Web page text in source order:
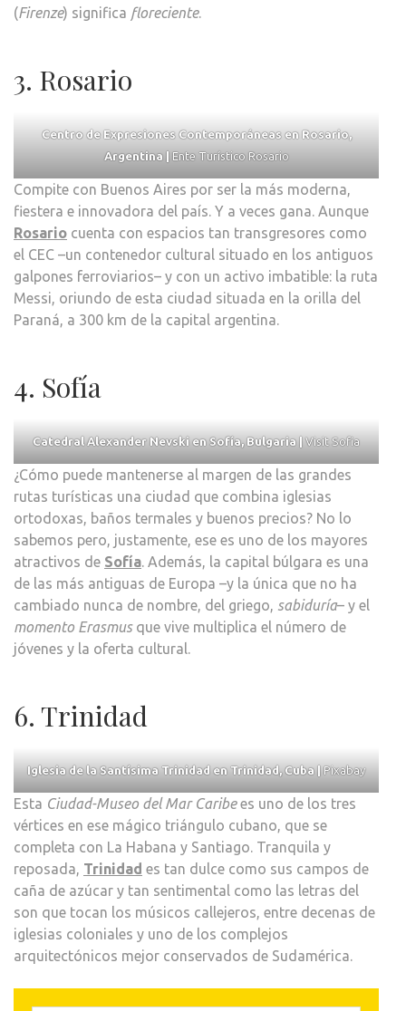
(Firenze) significa floreciente.
3. Rosario
Centro de Expresiones Contemporáneas en Rosario,
Argentina | Ente Turístico Rosario
Compite con Buenos Aires por ser la más moderna,
fiestera e innovadora del país. Y a veces gana. Aunque
Rosario cuenta con espacios tan transgresores como
el CEC –un contenedor cultural situado en los antiguos
galpones ferroviarios– y con un activo imbatible: la ruta
Messi, oriundo de esta ciudad situada en la orilla del
Paraná, a 300 km de la capital argentina.
4. Sofía
Catedral Alexander Nevski en Sofía, Bulgaria |Visit Sofia
¿Cómo puede mantenerse al margen de las grandes
rutas turísticas una ciudad que combina iglesias
ortodoxas, baños termales y buenos precios? No lo
sabemos pero, justamente, ese es uno de los mayores
atractivos de Sofía. Además, la capital búlgara es una
de las más antiguas de Europa –y la única que no ha
cambiado nunca de nombre, del griego, sabiduría– y el
momento Erasmusque vive multiplica el número de
jóvenes y la oferta cultural.
6. Trinidad
Iglesia de la Santísima Trinidad en Trinidad, Cuba |Pixabay
Esta Ciudad-Museo del Mar Caribees uno de los tres
vértices en ese mágico triángulo cubano, que se
completa con La Habana y Santiago. Tranquila y
reposada, Trinidad es tan dulce como sus campos de
caña de azúcar y tan sentimental como las letras del
son que tocan los músicos callejeros, entre decenas de
iglesias coloniales y uno de los complejos
arquitectónicos mejor conservados de Sudamérica.